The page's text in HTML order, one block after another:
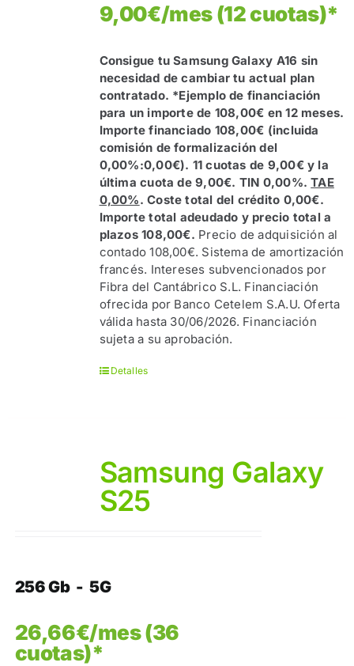
9,00€/mes (12 cuotas)*
Consigue tu Samsung Galaxy A16 sin
necesidad de cambiar tu actual plan
contratado. *Ejemplo de financiación
para un importe de 108,00€ en 12 meses.
Importe financiado 108,00€ (incluida
comisión de formalización del
0,00%:0,00€). 11 cuotas de 9,00€ y la
última cuota de 9,00€. TIN 0,00%.TAE
0,00%. Coste total del crédito 0,00€.
Importe total adeudado y precio total a
plazos 108,00€. Precio de adquisición al
contado 108,00€. Sistema de amortización
francés. Intereses subvencionados por
Fibra del Cantábrico S.L. Financiación
ofrecida por Banco Cetelem S.A.U. Oferta
válida hasta 30/06/2026. Financiación
sujeta a su aprobación.
Detalles
Samsung Galaxy
S25
256 Gb - 5G
26,66€/mes (36
cuotas)*